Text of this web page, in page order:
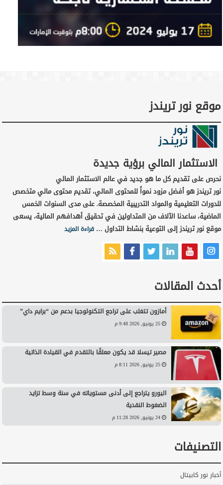
موقع نور تريندز
الاستثمار المالي برؤية جديدة
نحرص على تقديم كل ما هو جديد في عالم الاستثمار المالي
نور تريندز هو أفضل مزود نمواً للمحتوى المالي، تقديم محتوى مالي متخصص
للدورات التعليمية والمواد التدريبية المخصصة. على مدى السنوات الخمس
الماضية، ساعدنا الآلاف من المتداولين في تحقيق أهدافهم المالية، يسعى
موقع نور تريندز إلى التوعية بنشاط التداول …قراءة المزيد
أحدث المقالات
أمازون تتغلب على تراجع التكنولوجيا بدعم من “برايم داي”
25 يونيو, 2026 9:48 م
مصير تيسلا قد يكون معلقًا بالتقدم في القيادة الذاتية
25 يونيو, 2026 8:11 م
اليورو يتراجع إلى أدنى مستوياته في سنة وسط تزايد
الضغوط النقدية
24 يونيو, 2026 11:28 م
التصنيفات
أخبار نور كابيتال